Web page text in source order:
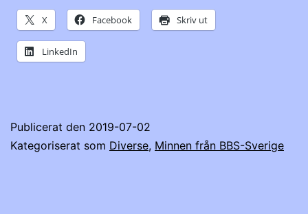
X Facebook Skriv ut
LinkedIn
Publicerat den 2019-07-02
Kategoriserat som Diverse, Minnen från BBS-Sverige